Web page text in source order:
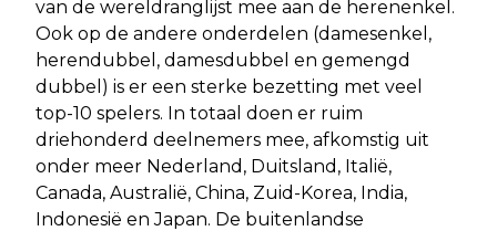
van de wereldranglijst mee aan de herenenkel.
Ook op de andere onderdelen (damesenkel,
herendubbel, damesdubbel en gemengd
dubbel) is er een sterke bezetting met veel
top-10 spelers. In totaal doen er ruim
driehonderd deelnemers mee, afkomstig uit
onder meer Nederland, Duitsland, Italië,
Canada, Australië, China, Zuid-Korea, India,
Indonesië en Japan. De buitenlandse